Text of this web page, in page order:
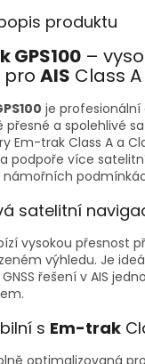
produktu
GPS100 –
AIS Class
je profesionální
přesné a spolehlivé
Em-trak Class A a
podpoře více
satelitní
vysokou přesnost
výhledu. Je
řešení v AIS
s Em-trak
optimalizovaná